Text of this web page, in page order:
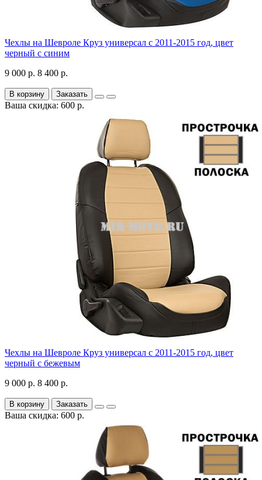
Чехлы на Шевроле Круз универсал с 2011-2015 год, цвет
черный с синим
9 000 р. 8 400 р.
В корзину Заказать
Ваша скидка: 600 р.
Чехлы на Шевроле Круз универсал с 2011-2015 год, цвет
черный с бежевым
9 000 р. 8 400 р.
В корзину Заказать
Ваша скидка: 600 р.